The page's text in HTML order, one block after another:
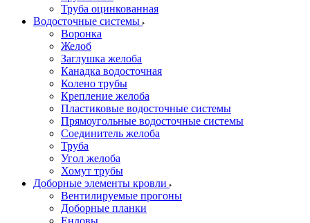
Труба оцинкованная
Водосточные системы
Воронка
Желоб
Заглушка желоба
Канадка водосточная
Колено трубы
Крепление желоба
Пластиковые водосточные системы
Прямоугольные водосточные системы
Соединитель желоба
Труба
Угол желоба
Хомут трубы
Доборные элементы кровли
Вентилируемые прогоны
Доборные планки
Ендовы